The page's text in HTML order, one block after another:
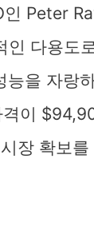
Peter
다용도
을 자랑
이
장 확보